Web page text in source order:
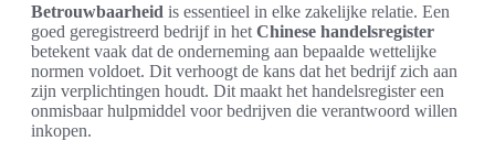
Betrouwbaarheid is essentieel in elke zakelijke relatie. Een
goed geregistreerd bedrijf in het Chinese handelsregister
betekent vaak dat de onderneming aan bepaalde wettelijke
normen voldoet. Dit verhoogt de kans dat het bedrijf zich aan
zijn verplichtingen houdt. Dit maakt het handelsregister een
onmisbaar hulpmiddel voor bedrijven die verantwoord willen
inkopen.